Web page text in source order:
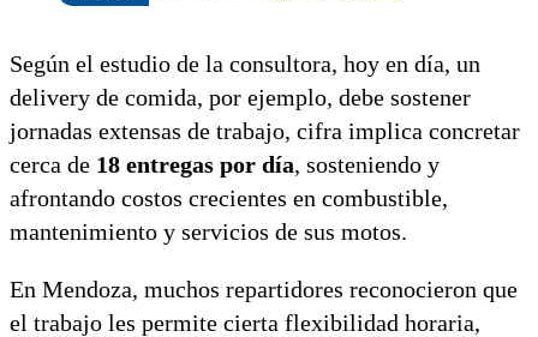
Según el estudio de la consultora, hoy en día, un
delivery de comida, por ejemplo, debe sostener
jornadas extensas de trabajo, cifra implica concretar
cerca de 18 entregas por día, sosteniendo y
afrontando costos crecientes en combustible,
mantenimiento y servicios de sus motos.
En Mendoza, muchos repartidores reconocieron que
el trabajo les permite cierta flexibilidad horaria,